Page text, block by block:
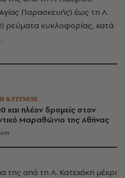
Παρασκευής) έως τη Λ.
ρεύματα κυκλοφορίας, κατά
& FITNESS
και πλέον δρομείς στον
Μαραθώνιο της Αθήνας
της από τη Λ. Κατεχάκη μέχρι